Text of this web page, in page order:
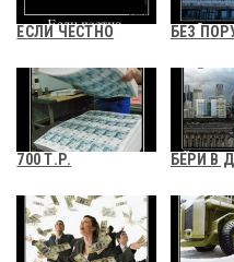
ЕСЛИ ЧЕСТНО БЕЗ
700 Т.Р. БЕРИ В